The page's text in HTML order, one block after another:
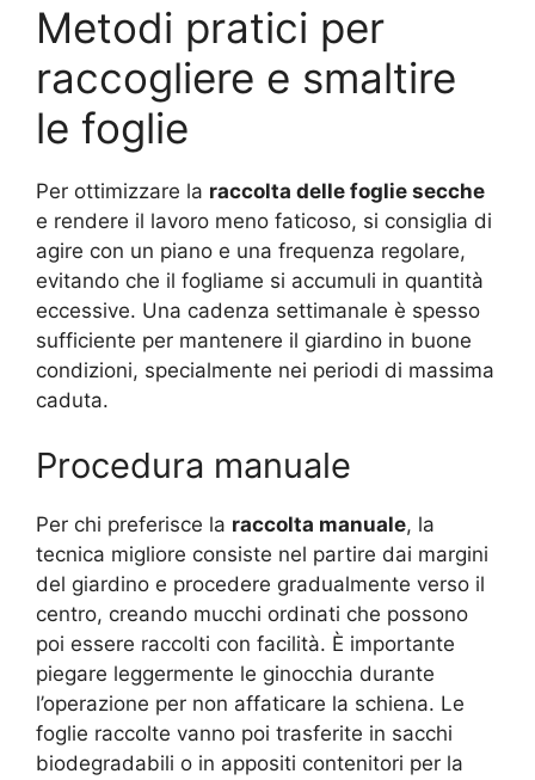
Metodi pratici per
raccogliere e smaltire
le foglie
Per ottimizzare la raccolta delle foglie secche
e rendere il lavoro meno faticoso, si consiglia di
agire con un piano e una frequenza regolare,
evitando che il fogliame si accumuli in quantità
eccessive. Una cadenza settimanale è spesso
sufficiente per mantenere il giardino in buone
condizioni, specialmente nei periodi di massima
caduta.
Procedura manuale
Per chi preferisce la raccolta manuale, la
tecnica migliore consiste nel partire dai margini
del giardino e procedere gradualmente verso il
centro, creando mucchi ordinati che possono
poi essere raccolti con facilità. È importante
piegare leggermente le ginocchia durante
l’operazione per non affaticare la schiena. Le
foglie raccolte vanno poi trasferite in sacchi
biodegradabili o in appositi contenitori per la